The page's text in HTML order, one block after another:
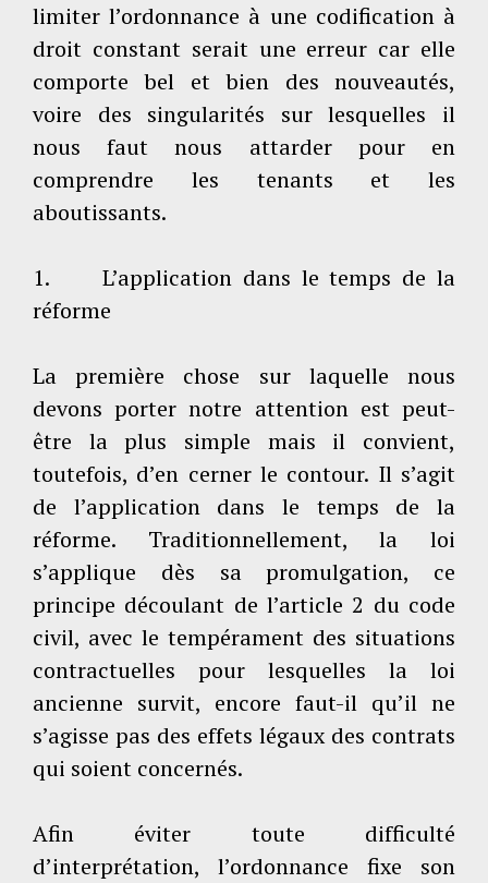
limiter l’ordonnance à une codification à
droit constant serait une erreur car elle
comporte bel et bien des nouveautés,
voire des singularités sur lesquelles il
nous faut nous attarder pour en
comprendre les tenants et les
aboutissants.
1. L’application dans le temps de la
réforme
La première chose sur laquelle nous
devons porter notre attention est peut-
être la plus simple mais il convient,
toutefois, d’en cerner le contour. Il s’agit
de l’application dans le temps de la
réforme. Traditionnellement, la loi
s’applique dès sa promulgation, ce
principe découlant de l’article 2 du code
civil, avec le tempérament des situations
contractuelles pour lesquelles la loi
ancienne survit, encore faut-il qu’il ne
s’agisse pas des effets légaux des contrats
qui soient concernés.
Afin éviter toute difficulté
d’interprétation, l’ordonnance fixe son